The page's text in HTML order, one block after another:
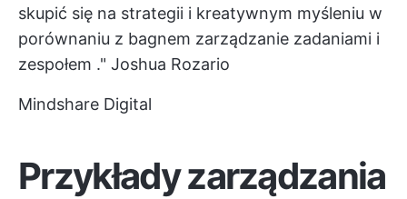
skupić się na strategii i kreatywnym myśleniu w
porównaniu z bagnem zarządzanie zadaniami i
zespołem ." Joshua Rozario
Mindshare Digital
Przykłady zarządzania